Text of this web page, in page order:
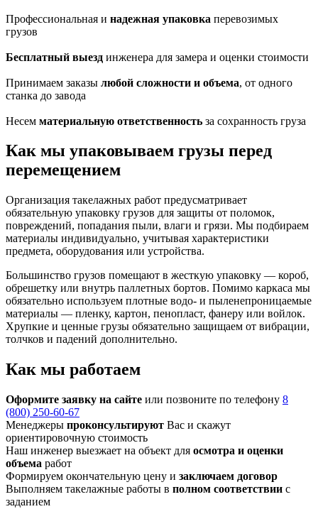
Профессиональная и надежная упаковка перевозимых
грузов
Бесплатный выезд инженера для замера и оценки стоимости
Принимаем заказы любой сложности и объема, от одного
станка до завода
Несем материальную ответственность за сохранность груза
Как мы упаковываем грузы перед
перемещением
Организация такелажных работ предусматривает
обязательную упаковку грузов для защиты от поломок,
повреждений, попадания пыли, влаги и грязи. Мы подбираем
материалы индивидуально, учитывая характеристики
предмета, оборудования или устройства.
Большинство грузов помещают в жесткую упаковку — короб,
обрешетку или внутрь паллетных бортов. Помимо каркаса мы
обязательно используем плотные водо- и пыленепроницаемые
материалы — пленку, картон, пенопласт, фанеру или войлок.
Хрупкие и ценные грузы обязательно защищаем от вибрации,
толчков и падений дополнительно.
Как мы работаем
Оформите заявку на сайте или позвоните по телефону 8
(800) 250-60-67
Менеджеры проконсультируют Вас и скажут
ориентировочную стоимость
Наш инженер выезжает на объект для осмотра и оценки
объема работ
Формируем окончательную цену и заключаем договор
Выполняем такелажные работы в полном соответствии с
заданием